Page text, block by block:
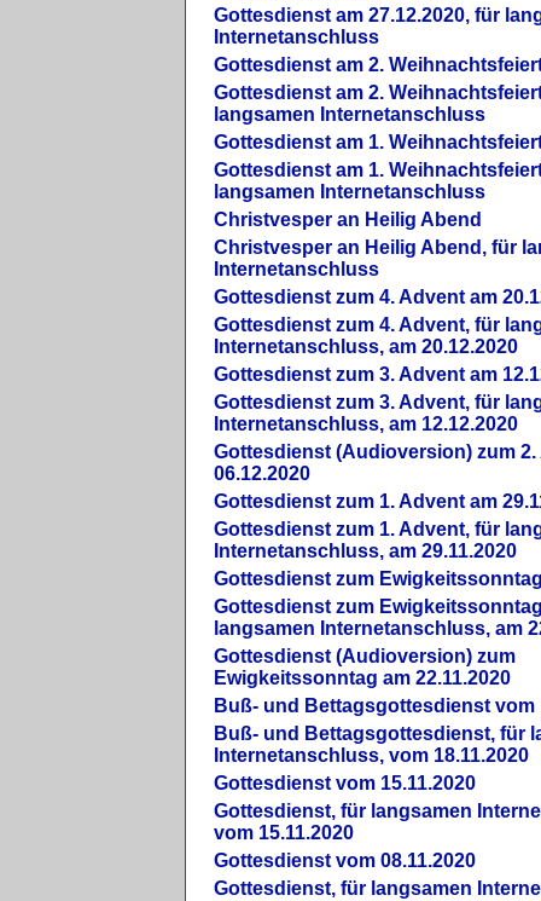
Gottesdienst am 27.12.2020, für
Internetanschluss
Gottesdienst am 2.
Gottesdienst am 2.
langsamen Internetanschluss
Gottesdienst am 1.
Gottesdienst am 1.
langsamen Internetanschluss
Christvesper an Heilig Abend
Christvesper an Heilig Abend, für
Internetanschluss
Gottesdienst zum 4. Advent am
Gottesdienst zum 4. Advent, für
Internetanschluss, am 20.12.2020
Gottesdienst zum 3. Advent am
Gottesdienst zum 3. Advent, für
Internetanschluss, am 12.12.2020
Gottesdienst (Audioversion) zum 2.
06.12.2020
Gottesdienst zum 1. Advent am
Gottesdienst zum 1. Advent, für
Internetanschluss, am 29.11.2020
Gottesdienst zum
Gottesdienst zum
langsamen Internetanschluss, am
Gottesdienst (Audioversion) zum
Ewigkeitssonntag am 22.11.2020
Buß- und Bettagsgottesdienst vom
Buß- und Bettagsgottesdienst, für
Internetanschluss, vom 18.11.2020
Gottesdienst vom 15.11.2020
Gottesdienst, für langsamen
vom 15.11.2020
Gottesdienst vom 08.11.2020
Gottesdienst, für langsamen